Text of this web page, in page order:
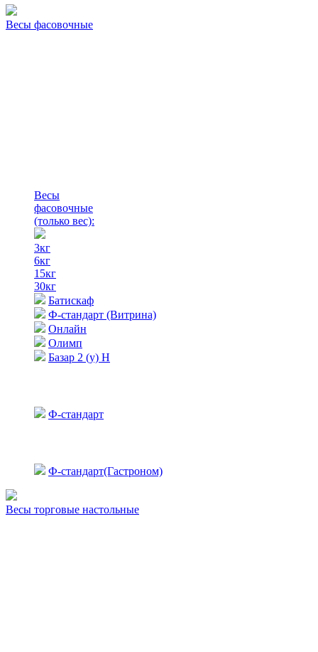
Весы фасовочные
Весы
фасовочные
(только вес):
3кг
6кг
15кг
30кг
Батискаф
Ф-стандарт (Витрина)
Онлайн
Олимп
Базар 2 (у) Н
Ф-стандарт
Ф-стандарт(Гастроном)
Весы торговые настольные